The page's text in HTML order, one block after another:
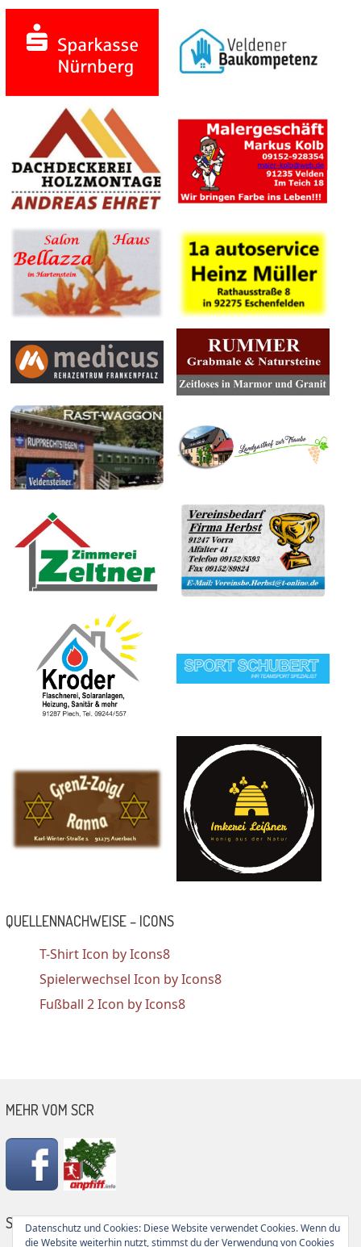
QUELLENNACHWEISE – ICONS
T-Shirt Icon by Icons8
Spielerwechsel Icon by Icons8
Fußball 2 Icon by Icons8
MEHR VOM SCR
SG PARTNER
Datenschutz und Cookies: Diese Website verwendet Cookies. Wenn du
die Website weiterhin nutzt, stimmst du der Verwendung von Cookies